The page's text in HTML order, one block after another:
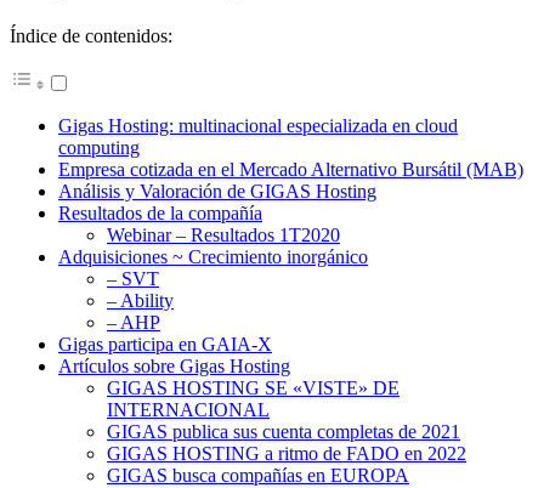
Índice de contenidos:
Gigas Hosting: multinacional especializada en cloud
computing
Empresa cotizada en el Mercado Alternativo Bursátil (MAB)
Análisis y Valoración de GIGAS Hosting
Resultados de la compañía
Webinar – Resultados 1T2020
Adquisiciones ~ Crecimiento inorgánico
– SVT
– Ability
– AHP
Gigas participa en GAIA-X
Artículos sobre Gigas Hosting
GIGAS HOSTING SE «VISTE» DE
INTERNACIONAL
GIGAS publica sus cuenta completas de 2021
GIGAS HOSTING a ritmo de FADO en 2022
GIGAS busca compañías en EUROPA